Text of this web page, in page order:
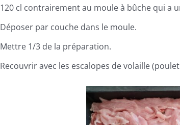
120 cl contrairement au moule à bûche qui a
Déposer par couche dans le moule.
Mettre 1/3 de la préparation.
Recouvrir avec les escalopes de volaille